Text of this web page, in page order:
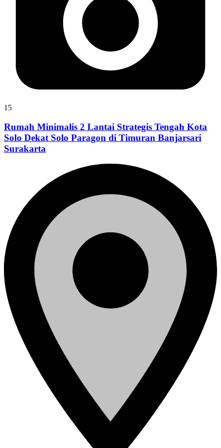
15
Rumah Minimalis 2 Lantai Strategis Tengah Kota
Solo Dekat Solo Paragon di Timuran Banjarsari
Surakarta